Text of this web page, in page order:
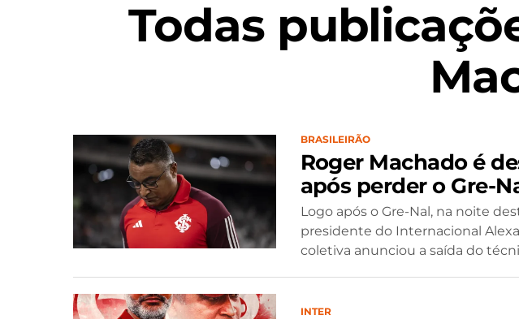
Todas
BRASILEIRÃO
Roger Machado é
após perder o Gre-
Logo após o Gre-Nal, na noite
presidente do Internacional
coletiva anunciou a saída do
INTER